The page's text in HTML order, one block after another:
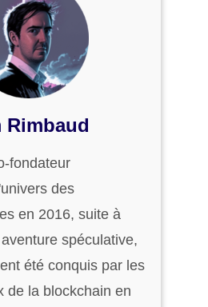
Rimbaud
fondateur
des
en 2016, suite à
spéculative,
été conquis par les
de la blockchain en